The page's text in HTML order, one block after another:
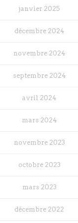
janvier 2025
décembre 2024
novembre 2024
septembre 2024
avril 2024
mars 2024
novembre 2023
octobre 2023
mars 2023
décembre 2022